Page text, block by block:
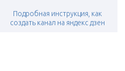
Подробная инструкция, как
создать канал на яндекс дзен